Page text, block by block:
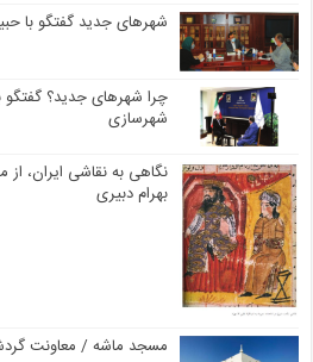
شهرهای جدید گفتگو با
چرا شهرهای جدید؟ گفتگو
شهرسازی
نگاهی به نقاشی ایران،
بهرام دبیری
مسجد ماشه / معاونت